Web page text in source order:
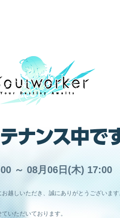
～ 08月06日(木) 17:00
越しいただき、誠にありがとうございま
いただいております。